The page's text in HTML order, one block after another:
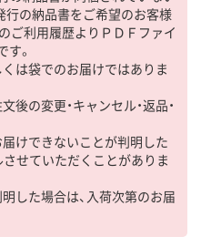
行の納品書をご希望のお客様
ご利用履歴よりＰＤＦファイ
。
は袋でのお届けではありま
後の変更・キャンセル・返品・
けできないことが判明した
せていただくことがありま
した場合は、入荷次第のお届